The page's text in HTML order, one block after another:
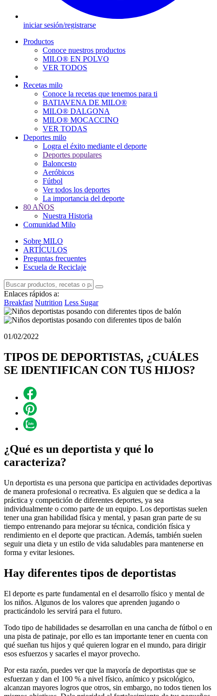
iniciar sesión/registrarse
navigation
Productos
Conoce nuestros productos
MILO® EN POLVO
VER TODOS
Recetas milo
Conoce la recetas que tenemos para ti
BATIAVENA DE MILO®
MILO® DALGONA
MILO® MOCACCINO
VER TODAS
Deportes milo
Logra el éxito mediante el deporte
Deportes populares
Baloncesto
Aeróbicos
Fútbol
Ver todos los deportes
La importancia del deporte
80 AÑOS
Nuestra Historia
Comunidad Milo
Sobre MILO
ARTÍCULOS
Preguntas frecuentes
Escuela de Reciclaje
Enlaces rápidos a:
Breakfast Nutrition Less Sugar
01/02/2022
TIPOS DE DEPORTISTAS, ¿CUÁLES
SE IDENTIFICAN CON TUS HIJOS?
¿Qué es un deportista y qué lo
caracteriza?
Un deportista es una persona que participa en actividades deportivas
de manera profesional o recreativa. Es alguien que se dedica a la
práctica y competición de diferentes deportes, ya sea
individualmente o como parte de un equipo. Los deportistas suelen
tener una gran habilidad física y mental, y pasan gran parte de su
tiempo entrenando para mejorar su técnica, condición física y
rendimiento en el deporte que practican. Además, también suelen
seguir una dieta y un estilo de vida saludables para mantenerse en
forma y evitar lesiones.
Hay diferentes tipos de deportistas
El deporte es parte fundamental en el desarrollo físico y mental de
los niños. Algunos de los valores que aprenden jugando o
practicándolo les servirá para el futuro.
Todo tipo de habilidades se desarrollan en una cancha de fútbol o en
una pista de patinaje, por ello es tan importante tener en cuenta con
qué sueñan tus hijos y qué quieren lograr en el mundo, para dirigir
esos esfuerzos y sacarles el mayor provecho.
Por esta razón, puedes ver que la mayoría de deportistas que se
esfuerzan y dan el 100 % a nivel físico, anímico y psicológico,
alcanzan mayores logros que otros, sin embargo, no todos tienen los